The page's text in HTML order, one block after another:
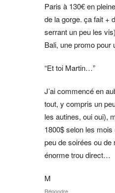
Paris à 130€ en
de la gorge. ça fait +
serrant un peu les
Bali, une promo pour
“Et toi Martin…”
J’ai commencé en
tout, y compris un
les autines, oui oui),
1800$ selon les
peu de soirées ou
énorme trou direct…
M
Répondre